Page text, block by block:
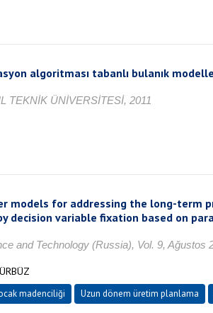
algoritması tabanlı bulanık
TEKNİK ÜNİVERSİTESİ, 2011
models for addressing the long-term
decision variable fixation based on
and Technology (Russia), Vol. 9, Ağustos
madenciliği Uzun dönem üretim planlama